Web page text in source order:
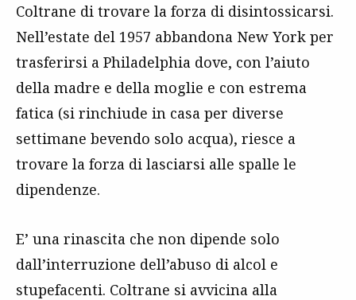
Coltrane di trovare la forza di disintossicarsi.
Nell’estate del 1957 abbandona New York per
trasferirsi a Philadelphia dove, con l’aiuto
della madre e della moglie e con estrema
fatica (si rinchiude in casa per diverse
settimane bevendo solo acqua), riesce a
trovare la forza di lasciarsi alle spalle le
dipendenze.
E’ una rinascita che non dipende solo
dall’interruzione dell’abuso di alcol e
stupefacenti. Coltrane si avvicina alla